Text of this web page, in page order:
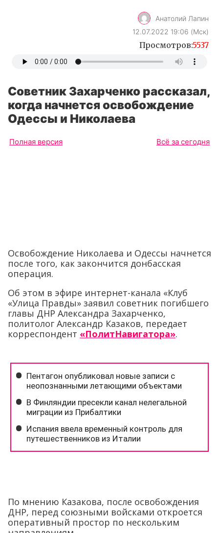
Анатолий Лапин
12.07.2022 19:06 (Мск)
Просмотров:5537
Советник Захарченко рассказал,
когда начнется освобождение
Одессы и Николаева
Полная версия Всё за сегодня
Освобождение Николаева и Одессы начнется
после того, как закончится донбасская
операция.
Об этом в эфире интернет-канала «Клуб
«Улица Правды» заявил советник погибшего
главы ДНР Александра Захарченко,
политолог Александр Казаков, передает
корреспондент «ПолитНавигатора».
По мнению Казакова, после освобождения
ДНР, перед союзными войсками откроется
оперативный простор по нескольким